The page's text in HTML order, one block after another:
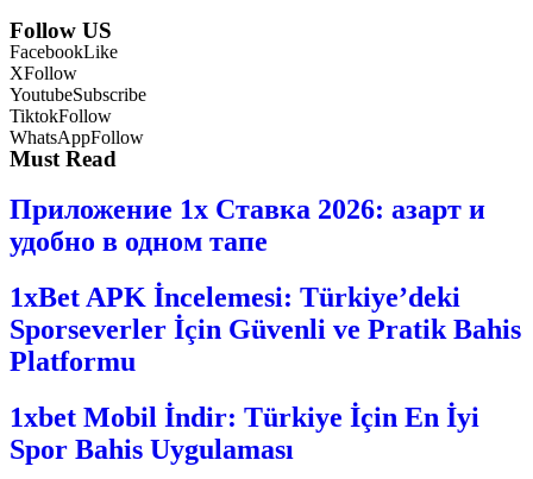
Follow US
FacebookLike
XFollow
YoutubeSubscribe
TiktokFollow
WhatsAppFollow
Must Read
Приложение 1x Ставка 2026: азарт и
удобно в одном тапе
1xBet APK İncelemesi: Türkiye’deki
Sporseverler İçin Güvenli ve Pratik Bahis
Platformu
1xbet Mobil İndir: Türkiye İçin En İyi
Spor Bahis Uygulaması